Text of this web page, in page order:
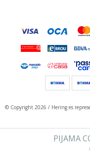
PIJAMA
© Copyright 2026 / Hering es